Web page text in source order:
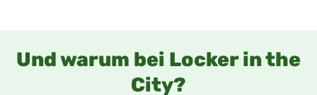
Und warum bei Locker in the
City?